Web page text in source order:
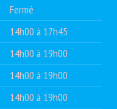
Fermé
14h00 à 17h45
14h00 à 19h00
14h00 à 19h00
14h00 à 19h00